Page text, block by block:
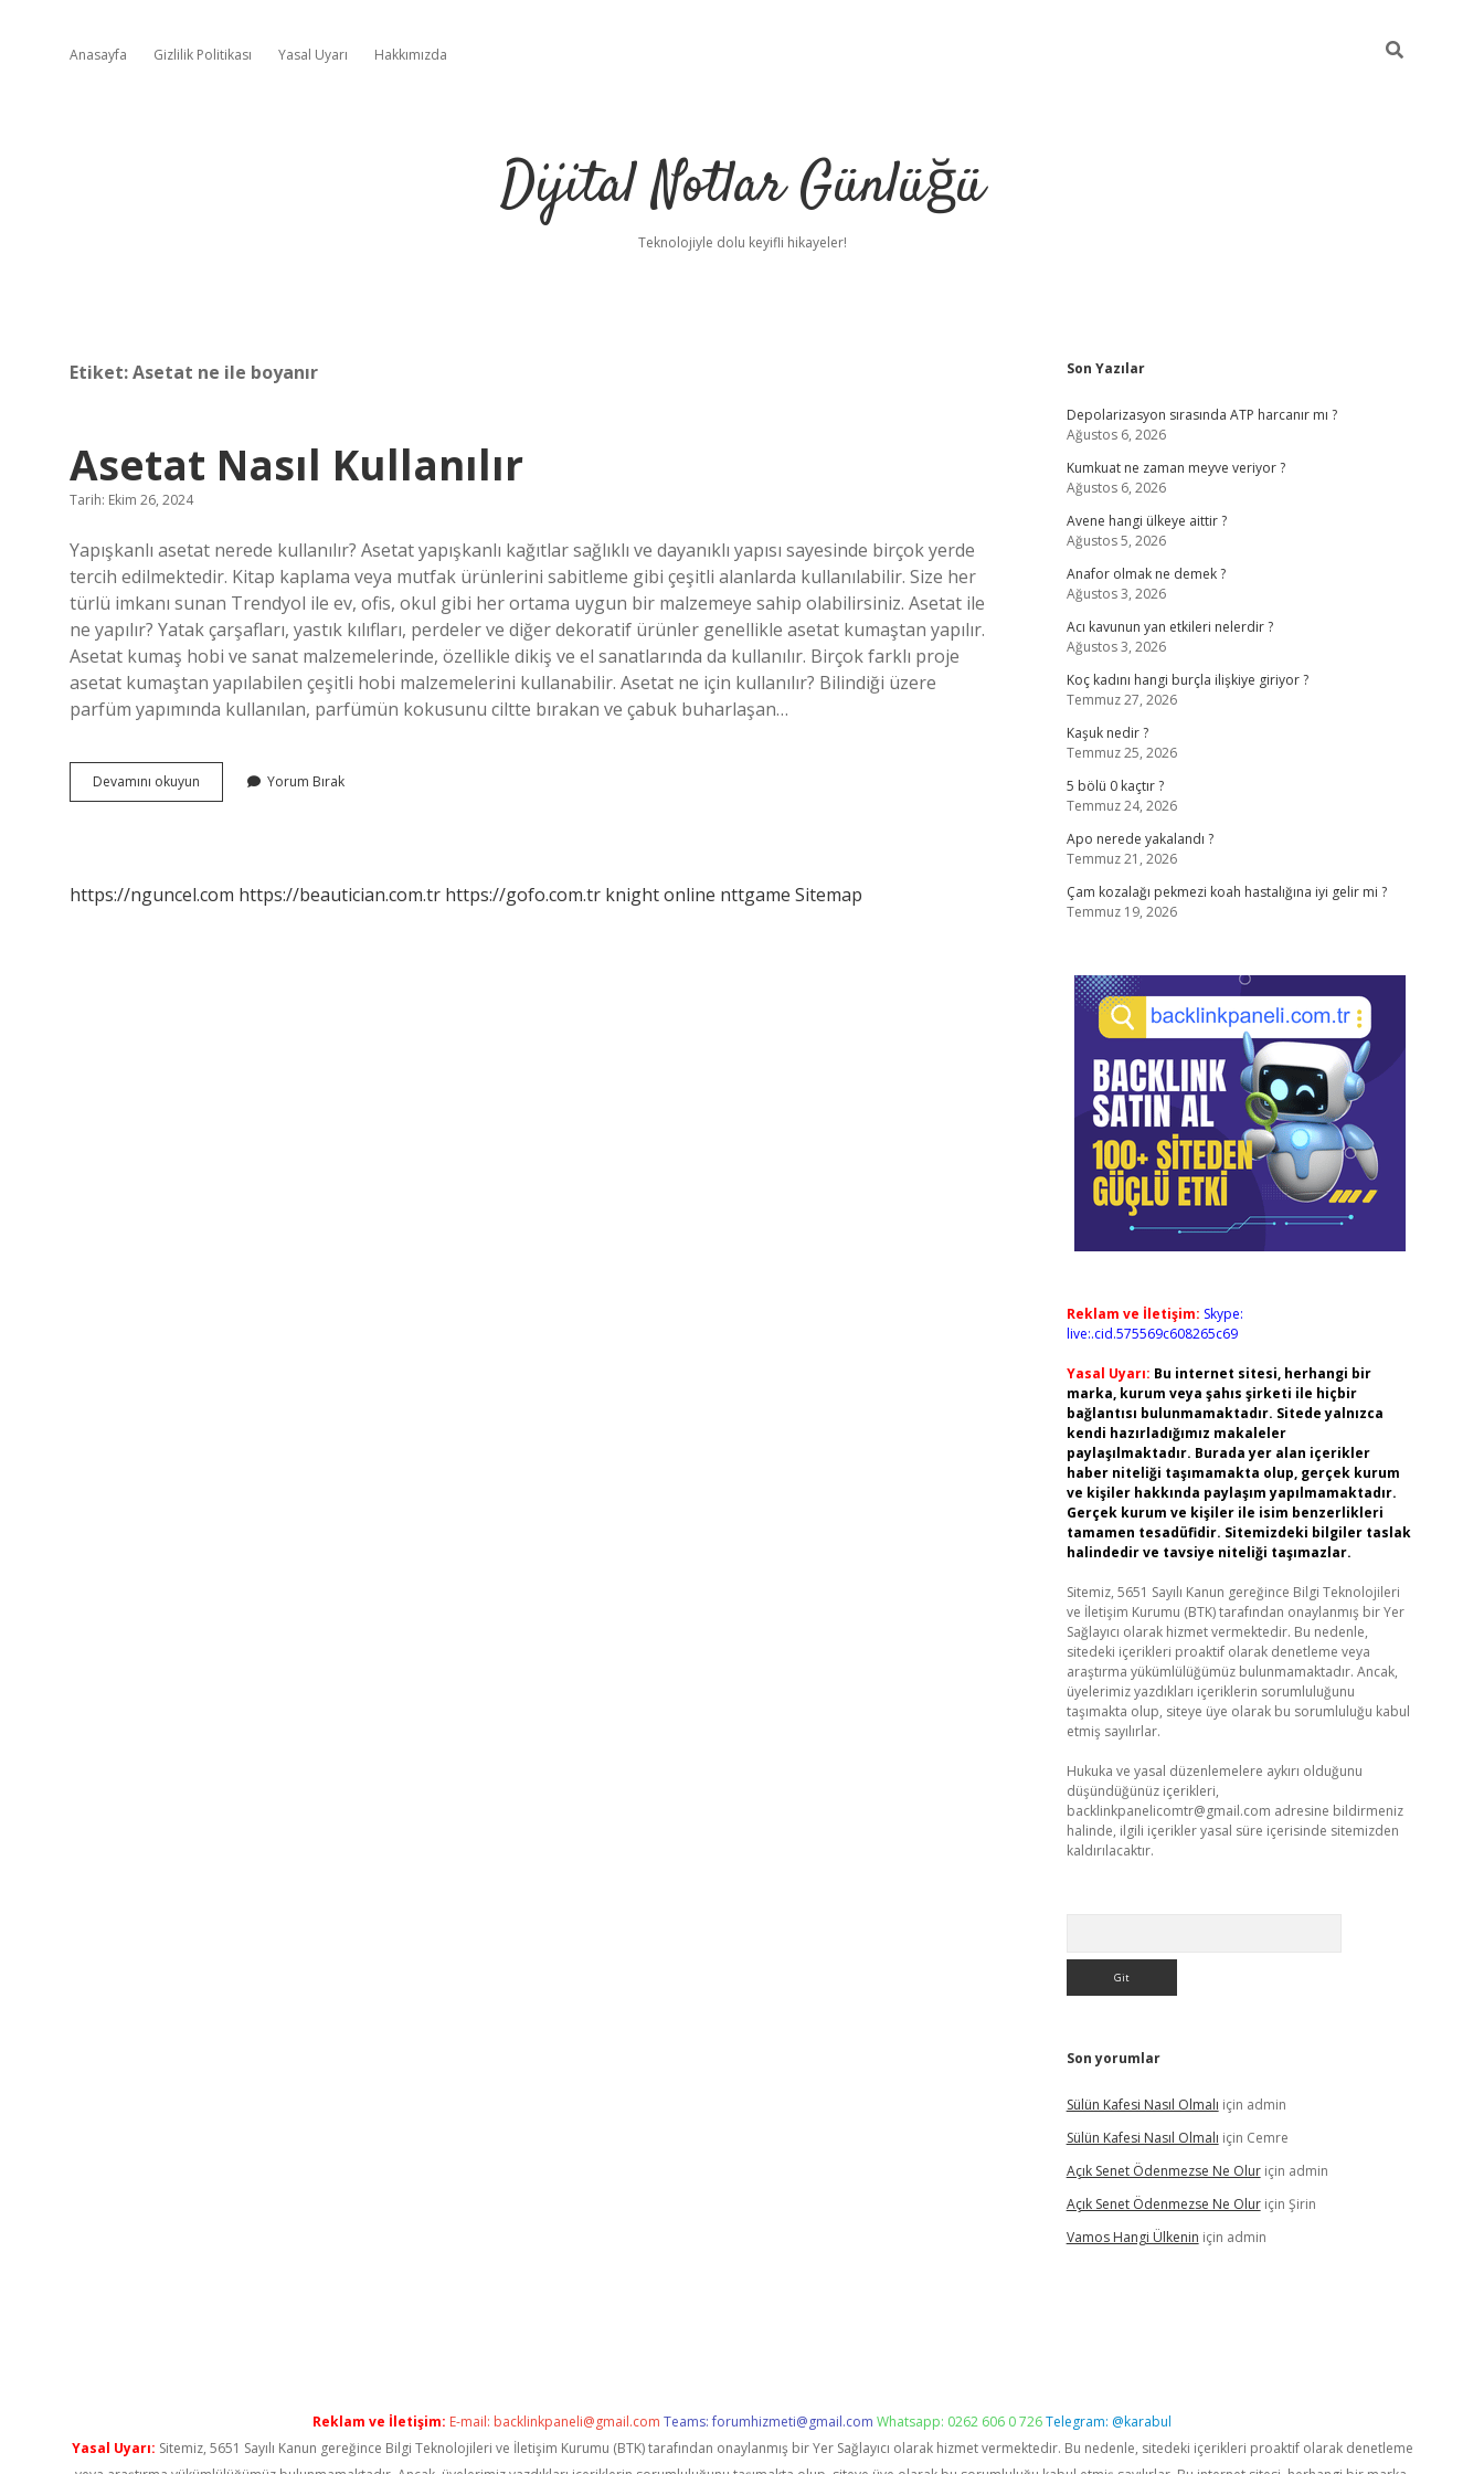
Anasayfa Gizlilik Politikası Yasal Uyarı Hakkımızda
Dijital Notlar Günlüğü
Teknolojiyle dolu keyifli hikayeler!
Etiket:Asetat ne ile boyanır
Asetat Nasıl Kullanılır
Tarih: Ekim 26, 2024
Yapışkanlı asetat nerede kullanılır? Asetat yapışkanlı kağıtlar sağlıklı ve dayanıklı yapısı sayesinde birçok yerde
tercih edilmektedir. Kitap kaplama veya mutfak ürünlerini sabitleme gibi çeşitli alanlarda kullanılabilir. Size her
türlü imkanı sunan Trendyol ile ev, ofis, okul gibi her ortama uygun bir malzemeye sahip olabilirsiniz. Asetat ile
ne yapılır? Yatak çarşafları, yastık kılıfları, perdeler ve diğer dekoratif ürünler genellikle asetat kumaştan yapılır.
Asetat kumaş hobi ve sanat malzemelerinde, özellikle dikiş ve el sanatlarında da kullanılır. Birçok farklı proje
asetat kumaştan yapılabilen çeşitli hobi malzemelerini kullanabilir. Asetat ne için kullanılır? Bilindiği üzere
parfüm yapımında kullanılan, parfümün kokusunu ciltte bırakan ve çabuk buharlaşan…
Devamını okuyun
Nasıl
Yorum Bırak
https://nguncel.com https://beautician.com.tr https://gofo.com.tr knight online nttgame Sitemap
Sidebar
Son Yazılar
Depolarizasyon sırasında ATP harcanır mı ?
Ağustos 6, 2026
Kumkuat ne zaman meyve veriyor ?
Ağustos 6, 2026
Avene hangi ülkeye aittir ?
Ağustos 5, 2026
Anafor olmak ne demek ?
Ağustos 3, 2026
Acı kavunun yan etkileri nelerdir ?
Ağustos 3, 2026
Koç kadını hangi burçla ilişkiye giriyor ?
Temmuz 27, 2026
Kaşuk nedir ?
Temmuz 25, 2026
5 bölü 0 kaçtır ?
Temmuz 24, 2026
Apo nerede yakalandı ?
Temmuz 21, 2026
Çam kozalağı pekmezi koah hastalığına iyi gelir mi ?
Temmuz 19, 2026
Reklam ve İletişim: Skype:
live:.cid.575569c608265c69
Yasal Uyarı: Bu internet sitesi, herhangi bir
marka, kurum veya şahıs şirketi ile hiçbir
bağlantısı bulunmamaktadır. Sitede yalnızca
kendi hazırladığımız makaleler
paylaşılmaktadır. Burada yer alan içerikler
haber niteliği taşımamakta olup, gerçek kurum
ve kişiler hakkında paylaşım yapılmamaktadır.
Gerçek kurum ve kişiler ile isim benzerlikleri
tamamen tesadüfidir. Sitemizdeki bilgiler taslak
halindedir ve tavsiye niteliği taşımazlar.
Sitemiz, 5651 Sayılı Kanun gereğince Bilgi Teknolojileri
ve İletişim Kurumu (BTK) tarafından onaylanmış bir Yer
Sağlayıcı olarak hizmet vermektedir. Bu nedenle,
sitedeki içerikleri proaktif olarak denetleme veya
araştırma yükümlülüğümüz bulunmamaktadır. Ancak,
üyelerimiz yazdıkları içeriklerin sorumluluğunu
taşımakta olup, siteye üye olarak bu sorumluluğu kabul
etmiş sayılırlar.
Hukuka ve yasal düzenlemelere aykırı olduğunu
düşündüğünüz içerikleri,
backlinkpanelicomtr@gmail.com adresine bildirmeniz
halinde, ilgili içerikler yasal süre içerisinde sitemizden
kaldırılacaktır.
Son yorumlar
Sülün Kafesi Nasıl Olmalı için admin
Sülün Kafesi Nasıl Olmalı için Cemre
Açık Senet Ödenmezse Ne Oluriçin admin
Açık Senet Ödenmezse Ne Oluriçin Şirin
Vamos Hangi Ülkenin için admin
Reklam ve İletişim: E-mail: backlinkpaneli@gmail.com Teams:forumhizmeti@gmail.com Whatsapp: 0262 606 0 726Telegram: @karabul
Yasal Uyarı: Sitemiz, 5651 Sayılı Kanun gereğince Bilgi Teknolojileri ve İletişim Kurumu (BTK) tarafından onaylanmış bir Yer Sağlayıcı olarak hizmet vermektedir. Bu nedenle, sitedeki içerikleri proaktif olarak denetleme